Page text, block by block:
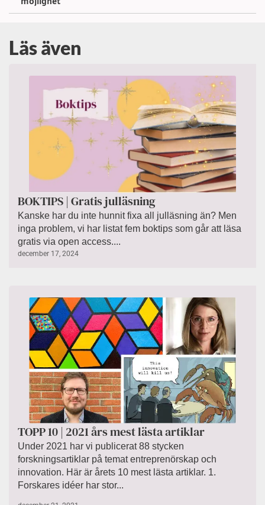
Läs även
BOKTIPS | Gratis julläsning
Kanske har du inte hunnit fixa all julläsning än? Men
inga problem, vi har listat fem boktips som går att läsa
gratis via open access....
december 17, 2024
TOPP 10 | 2021 års mest lästa artiklar
Under 2021 har vi publicerat 88 stycken
forskningsartiklar på temat entreprenörskap och
innovation. Här är årets 10 mest lästa artiklar. 1.
Forskares idéer har stor...